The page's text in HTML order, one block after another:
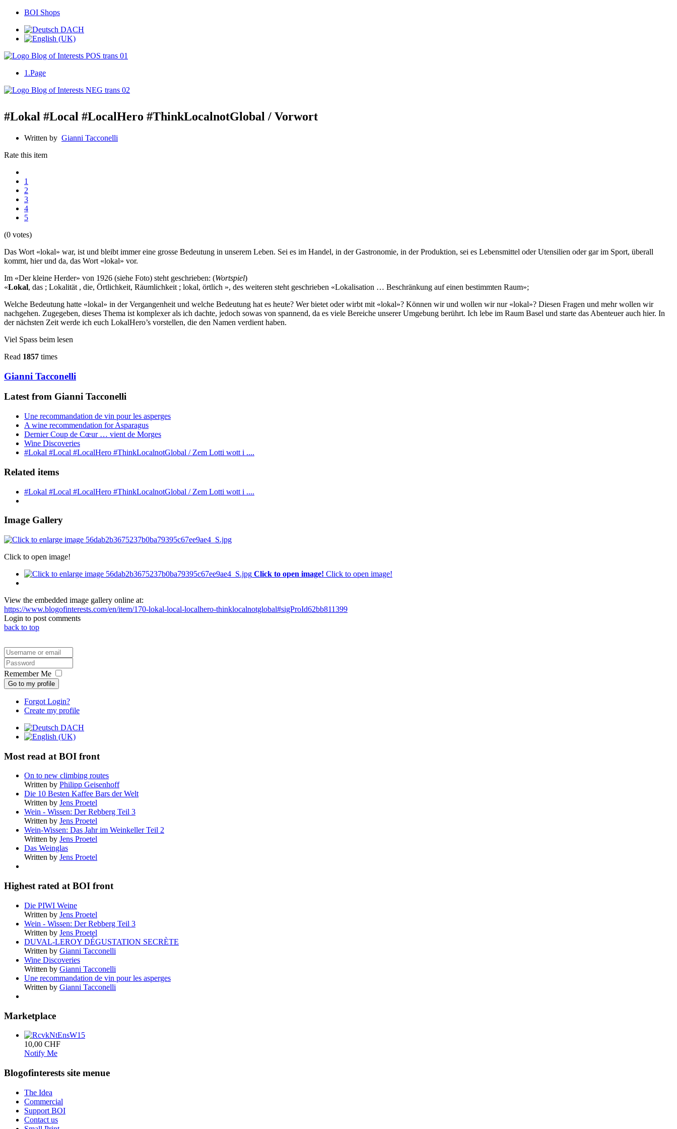
BOI Shops
1.Page
#Lokal #Local #LocalHero #ThinkLocalnotGlobal / Vorwort
Written by Gianni Tacconelli
Rate this item
1
2
3
4
5
(0 votes)
Das Wort «lokal» war, ist und bleibt immer eine grosse Bedeutung in unserem Leben. Sei es im Handel, in der Gastronomie, in der Produktion, sei es Lebensmittel oder Utensilien oder gar im Sport, überall
kommt, hier und da, das Wort «lokal» vor.
Im «Der kleine Herder» von 1926 (siehe Foto) steht geschrieben: (Wortspiel)
«Lokal, das ; Lokalität , die, Örtlichkeit, Räumlichkeit ; lokal, örtlich », des weiteren steht geschrieben «Lokalisation … Beschränkung auf einen bestimmten Raum»;
Welche Bedeutung hatte «lokal» in der Vergangenheit und welche Bedeutung hat es heute? Wer bietet oder wirbt mit «lokal»? Können wir und wollen wir nur «lokal»? Diesen Fragen und mehr wollen wir
nachgehen. Zugegeben, dieses Thema ist komplexer als ich dachte, jedoch sowas von spannend, da es viele Bereiche unserer Umgebung berührt. Ich lebe im Raum Basel und starte das Abenteuer auch hier. In
der nächsten Zeit werde ich euch LokalHero’s vorstellen, die den Namen verdient haben.
Viel Spass beim lesen
Read 1857 times
Gianni Tacconelli
Latest from Gianni Tacconelli
Une recommandation de vin pour les asperges
A wine recommendation for Asparagus
Dernier Coup de Cœur … vient de Morges
Wine Discoveries
#Lokal #Local #LocalHero #ThinkLocalnotGlobal / Zem Lotti wott i ....
Related items
#Lokal #Local #LocalHero #ThinkLocalnotGlobal / Zem Lotti wott i ....
Image Gallery
Click to open image!
Click to open image! Click to open image!
View the embedded image gallery online at:
https://www.blogofinterests.com/en/item/170-lokal-local-localhero-thinklocalnotglobal#sigProId62bb811399
Login to post comments
back to top
Remember Me
Go to my profile
Forgot Login?
Create my profile
Most read at BOI front
On to new climbing routes
Written by Philipp Geisenhoff
Die 10 Besten Kaffee Bars der Welt
Written by Jens Proetel
Wein - Wissen: Der Rebberg Teil 3
Written by Jens Proetel
Wein-Wissen: Das Jahr im Weinkeller Teil 2
Written by Jens Proetel
Das Weinglas
Written by Jens Proetel
Highest rated at BOI front
Die PIWI Weine
Written by Jens Proetel
Wein - Wissen: Der Rebberg Teil 3
Written by Jens Proetel
DUVAL-LEROY DÉGUSTATION SECRÈTE
Written by Gianni Tacconelli
Wine Discoveries
Written by Gianni Tacconelli
Une recommandation de vin pour les asperges
Written by Gianni Tacconelli
Marketplace
10,00 CHF
Notify Me
Blogofinterests site menue
The Idea
Commercial
Support BOI
Contact us